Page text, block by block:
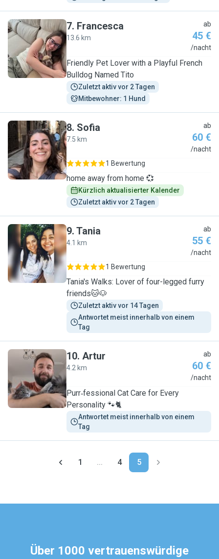
F
7. Francesca
13.6 km
ab
45 €
/nacht
Friendly Pet Lover with a Playful French
Bulldog Named Tito
Zuletzt aktiv vor 2 Tagen
Mitbewohner: 1 Hund
S
8. Sofia
7.5 km
ab
60 €
/nacht
1 Bewertung
home away from home 💞
Kürzlich aktualisierter Kalender
Zuletzt aktiv vor 2 Tagen
T
9. Tania
4.1 km
ab
55 €
/nacht
1 Bewertung
Tania's Walks: Lover of four-legged furry
friends🐱🐶
Zuletzt aktiv vor 14 Tagen
Antwortet meist innerhalb von einem
Tag
A
10. Artur
4.2 km
ab
60 €
/nacht
Purr‑fessional Cat Care for Every
Personality 🐾🐈
Antwortet meist innerhalb von einem
Tag
1 ... 4 5
Über 1000 vertrauenswürdige